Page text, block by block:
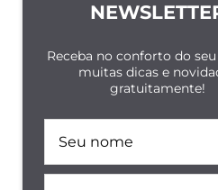
Receba no conforto do
muitas dicas e
gratuitamente!